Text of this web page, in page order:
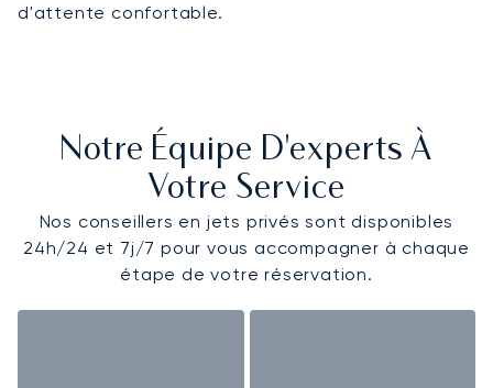
d'attente confortable.
Notre Équipe D'experts À
Votre Service
Nos conseillers en jets privés sont disponibles
24h/24 et 7j/7 pour vous accompagner à chaque
étape de votre réservation.